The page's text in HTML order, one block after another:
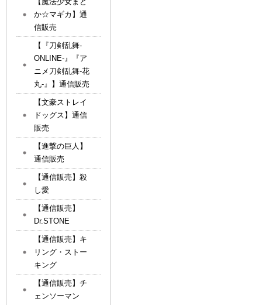
か☆マギカ】通
信販売
【『刀剣乱舞-
ONLINE-』『ア
ニメ刀剣乱舞-花
丸-』】通信販売
【文豪ストレイ
ドッグス】通信
販売
【進撃の巨人】
通信販売
【通信販売】殺
し愛
【通信販売】
Dr.STONE
【通信販売】キ
リング・ストー
キング
【通信販売】チ
ェンソーマン